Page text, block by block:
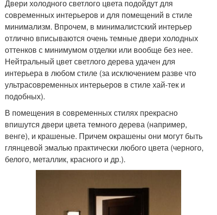
Двери холодного светлого цвета подойдут для
современных интерьеров и для помещений в стиле
минимализм. Впрочем, в минималистский интерьер
отлично вписываются очень темные двери холодных
оттенков с минимумом отделки или вообще без нее.
Нейтральный цвет светлого дерева удачен для
интерьера в любом стиле (за исключением разве что
ультрасовременных интерьеров в стиле хай-тек и
подобных).
В помещения в современных стилях прекрасно
впишутся двери цвета темного дерева (например,
венге), и крашеные. Причем окрашены они могут быть
глянцевой эмалью практически любого цвета (черного,
белого, металлик, красного и др.).